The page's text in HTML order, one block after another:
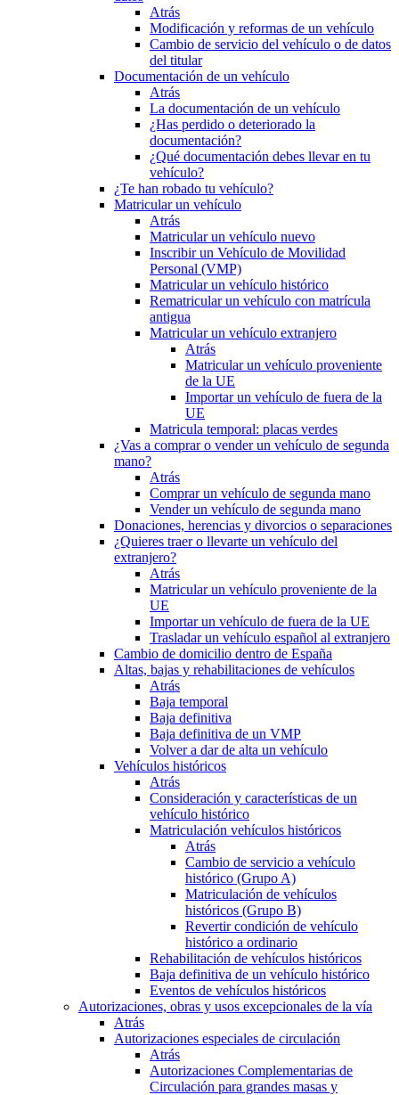
Atrás
Modificación y reformas de un vehículo
Cambio de servicio del vehículo o de datos
del titular
Documentación de un vehículo
Atrás
La documentación de un vehículo
¿Has perdido o deteriorado la
documentación?
¿Qué documentación debes llevar en tu
vehículo?
¿Te han robado tu vehículo?
Matricular un vehículo
Atrás
Matricular un vehículo nuevo
Inscribir un Vehículo de Movilidad
Personal (VMP)
Matricular un vehículo histórico
Rematricular un vehículo con matrícula
antigua
Matricular un vehículo extranjero
Atrás
Matricular un vehículo proveniente
de la UE
Importar un vehículo de fuera de la
UE
Matricula temporal: placas verdes
¿Vas a comprar o vender un vehículo de segunda
mano?
Atrás
Comprar un vehículo de segunda mano
Vender un vehículo de segunda mano
Donaciones, herencias y divorcios o separaciones
¿Quieres traer o llevarte un vehículo del
extranjero?
Atrás
Matricular un vehículo proveniente de la
UE
Importar un vehículo de fuera de la UE
Trasladar un vehículo español al extranjero
Cambio de domicilio dentro de España
Altas, bajas y rehabilitaciones de vehículos
Atrás
Baja temporal
Baja definitiva
Baja definitiva de un VMP
Volver a dar de alta un vehículo
Vehículos históricos
Atrás
Consideración y características de un
vehículo histórico
Matriculación vehículos históricos
Atrás
Cambio de servicio a vehículo
histórico (Grupo A)
Matriculación de vehículos
históricos (Grupo B)
Revertir condición de vehículo
histórico a ordinario
Rehabilitación de vehículos históricos
Baja definitiva de un vehículo histórico
Eventos de vehículos históricos
Autorizaciones, obras y usos excepcionales de la vía
Atrás
Autorizaciones especiales de circulación
Atrás
Autorizaciones Complementarias de
Circulación para grandes masas y